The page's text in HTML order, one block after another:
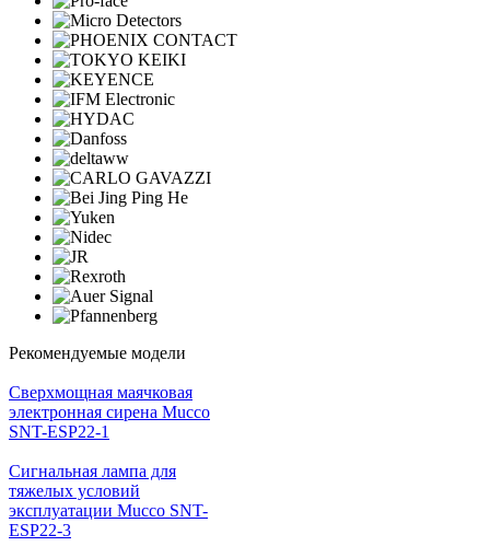
Рекомендуемые модели
Cверхмощная маячковая
электронная сирена Mucco
SNT-ESP22-1
Сигнальная лампа для
тяжелых условий
эксплуатации Mucco SNT-
ESP22-3